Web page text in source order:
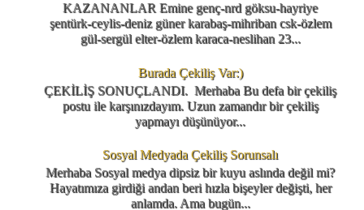
KAZANANLAR Emine genç-nrd göksu-hayriye
şentürk-ceylis-deniz güner karabaş-mihriban csk-özlem
gül-sergül elter-özlem karaca-neslihan 23...
Burada Çekiliş Var:)
ÇEKİLİŞ SONUÇLANDI. Merhaba Bu defa bir çekiliş
postu ile karşınızdayım. Uzun zamandır bir çekiliş
yapmayı düşünüyor...
Sosyal Medyada Çekiliş Sorunsalı
Merhaba Sosyal medya dipsiz bir kuyu aslında değil mi?
Hayatımıza girdiği andan beri hızla bişeyler değişti, her
anlamda. Ama bugün...